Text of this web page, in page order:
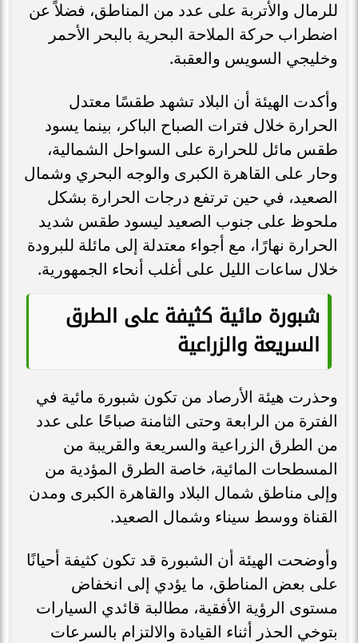
للرمال والأتربة على عدد من المناطق، فضلاً عن
اضطراب حركة الملاحة البحرية بالبحر الأحمر
وخليجي السويس والعقبة.
وأكدت الهيئة أن البلاد تشهد طقسًا معتدل
الحرارة خلال فترات الصباح الباكر، بينما يسود
طقس مائل للحرارة على السواحل الشمالية،
وحار على القاهرة الكبرى والوجه البحري وشمال
الصعيد، في حين ترتفع درجات الحرارة بشكل
ملحوظ على جنوب الصعيد ليسود طقس شديد
الحرارة نهارًا، مع أجواء معتدلة إلى مائلة للبرودة
خلال ساعات الليل على أغلب أنحاء الجمهورية.
شبورة مائية كثيفة على الطرق
السريعة والزراعية
وحذرت هيئة الأرصاد من تكون شبورة مائية في
الفترة من الرابعة وحتى الثامنة صباحًا على عدد
من الطرق الزراعية والسريعة والقريبة من
المسطحات المائية، خاصة الطرق المؤدية من
وإلى مناطق شمال البلاد والقاهرة الكبرى ومدن
القناة ووسط سيناء وشمال الصعيد.
وأوضحت الهيئة أن الشبورة قد تكون كثيفة أحيانًا
على بعض المناطق، ما يؤدي إلى انخفاض
مستوى الرؤية الأفقية، مطالبة قائدي السيارات
بتوخي الحذر أثناء القيادة والالتزام بالسرعات